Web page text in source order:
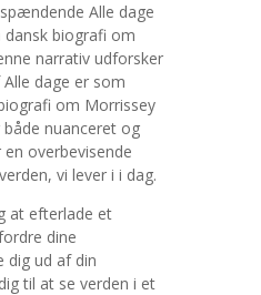
Alle dage
biografi om
narrativ udforsker
dage er som
om Morrissey
nuanceret og
overbevisende
vi lever i i dag.
at efterlade et
dine
dig ud af din
til at se verden i et